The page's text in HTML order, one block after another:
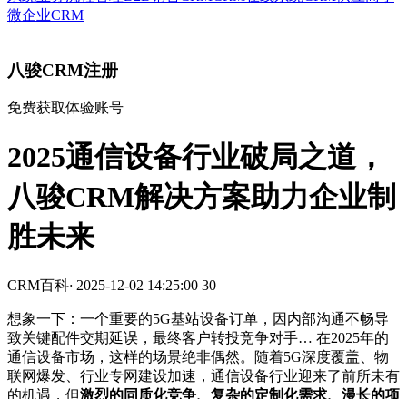
微企业CRM
八骏CRM注册
免费获取体验账号
2025通信设备行业破局之道，
八骏CRM解决方案助力企业制
胜未来
CRM百科· 2025-12-02 14:25:00 30
想象一下：一个重要的5G基站设备订单，因内部沟通不畅导
致关键配件交期延误，最终客户转投竞争对手… 在2025年的
通信设备市场，这样的场景绝非偶然。随着5G深度覆盖、物
联网爆发、行业专网建设加速，通信设备行业迎来了前所未有
的机遇，但激烈的同质化竞争、复杂的定制化需求、漫长的项